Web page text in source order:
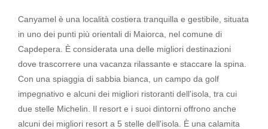
Canyamel è una località costiera tranquilla e gestibile, situata
in uno dei punti più orientali di Maiorca, nel comune di
Capdepera. È considerata una delle migliori destinazioni
dove trascorrere una vacanza rilassante e staccare la spina.
Con una spiaggia di sabbia bianca, un campo da golf
impegnativo e alcuni dei migliori ristoranti dell'isola, tra cui
due stelle Michelin. Il resort e i suoi dintorni offrono anche
alcuni dei migliori resort a 5 stelle dell'isola. È una calamita